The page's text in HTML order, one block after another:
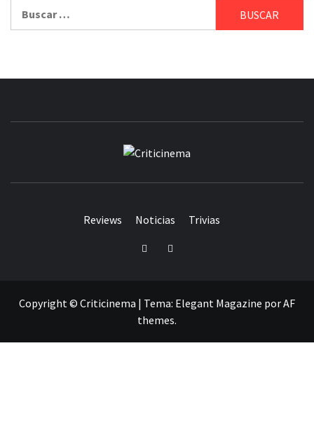
Reviews Noticias Trivias
TwitterFacebook
Copyright © Criticinema | Tema: Elegant Magazine porAF
themes.